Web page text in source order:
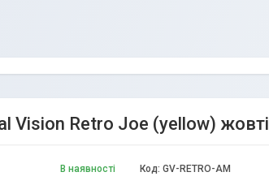
Vision Retro Joe (yellow) жовті
В наявності Код: GV-RETRO-AM